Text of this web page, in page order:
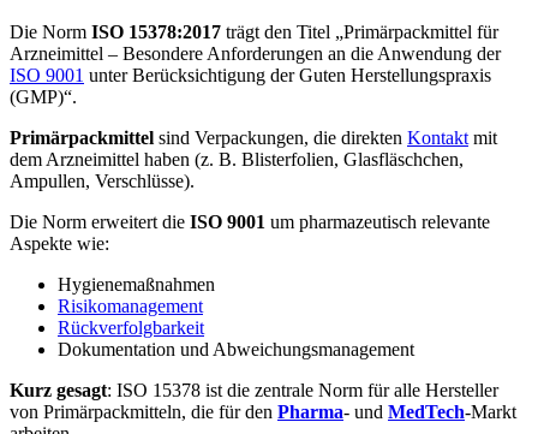
Die Norm ISO 15378:2017 trägt den Titel „Primärpackmittel für
Arzneimittel – Besondere Anforderungen an die Anwendung der
ISO 9001 unter Berücksichtigung der Guten Herstellungspraxis
(GMP)“.
Primärpackmittel sind Verpackungen, die direkten Kontakt mit
dem Arzneimittel haben (z. B. Blisterfolien, Glasfläschchen,
Ampullen, Verschlüsse).
Die Norm erweitert die ISO 9001 um pharmazeutisch relevante
Aspekte wie:
Hygienemaßnahmen
Risikomanagement
Rückverfolgbarkeit
Dokumentation und Abweichungsmanagement
Kurz gesagt: ISO 15378 ist die zentrale Norm für alle Hersteller
von Primärpackmitteln, die für den Pharma- und MedTech-Markt